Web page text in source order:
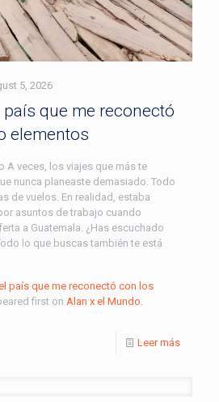
5, 2026
país que me reconectó
elementos
A veces, los viajes que más te
nunca planeaste demasiado. Todo
de vuelos. En realidad, estaba
asuntos de trabajo cuando
a Guatemala. ¿Has escuchado
lo que buscas también te está
país que me reconectó con los
first on Alan x el Mundo
Leer más